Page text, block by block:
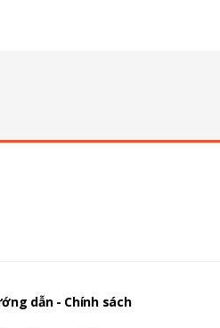
dẫn - Chính sách